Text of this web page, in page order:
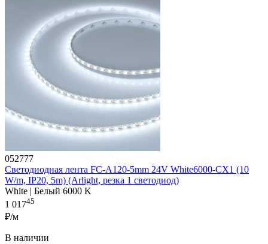
052777
Светодиодная лента FC-A120-5mm 24V White6000-CX1 (10
W/m, IP20, 5m) (Arlight, резка 1 светодиод)
White | Белый 6000 K
1 01745
₽/м
В наличии